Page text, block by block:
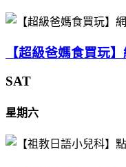
【超級爸媽食買玩
SAT
星期六